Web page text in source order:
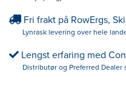
Fri frakt på RowErgs,
Lynrask levering over hele
Lengst erfaring med
Distributør og Preferred Dealer